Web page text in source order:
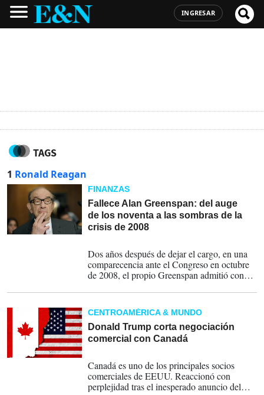
INGRESAR
TAGS
1 Ronald Reagan
FINANZAS
Fallece Alan Greenspan: del auge
de los noventa a las sombras de la
crisis de 2008
Dos años después de dejar el cargo, en una
comparecencia ante el Congreso en octubre
de 2008, el propio Greenspan admitió con
confiar en exceso en la capacidad de las
instituciones crediticias para proteger el
mercado.
CENTROAMÉRICA & MUNDO
Donald Trump corta negociación
comercial con Canadá
Canadá es uno de los principales socios
comerciales de EEUU. Reaccionó con
perplejidad tras el inesperado anuncio del